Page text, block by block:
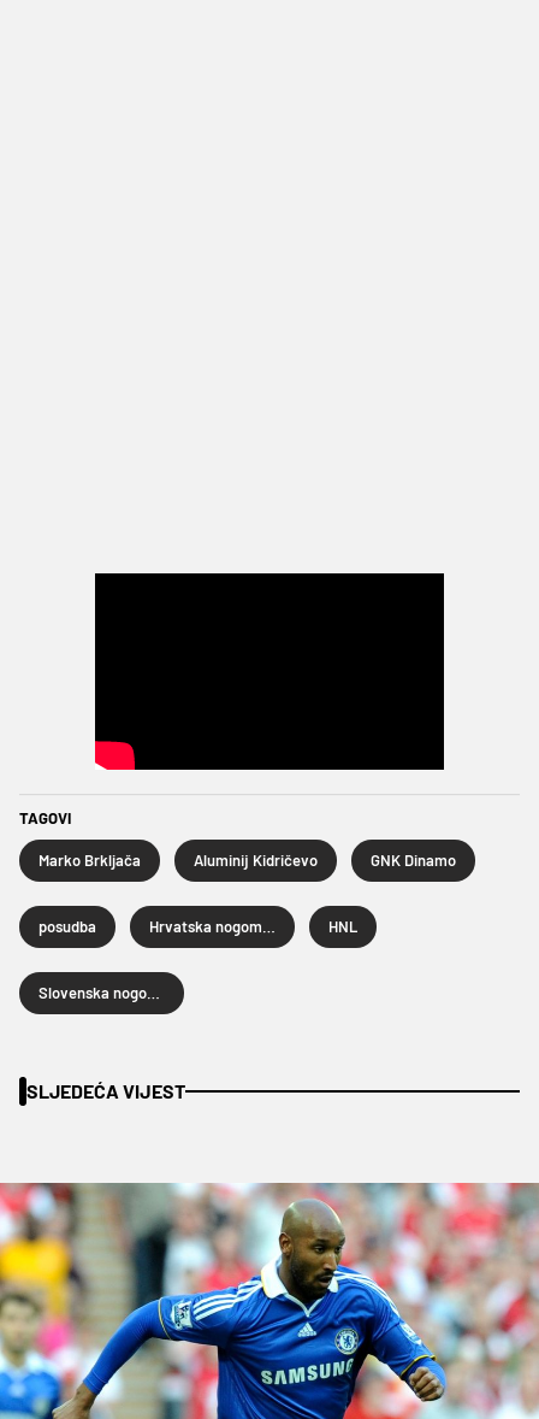
TAGOVI
Marko Brkljača Aluminij Kidričevo GNK Dinamo
posudba HNL
SLJEDEĆA VIJEST